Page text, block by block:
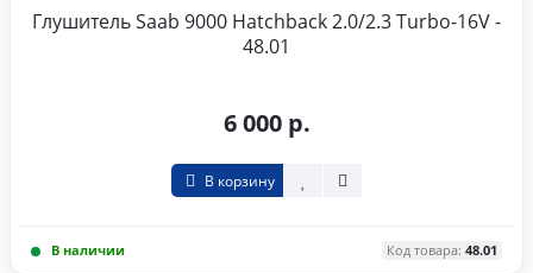
Глушитель Saab 9000 Hatchback 2.0/2.3 Turbo-16V -
48.01
6 000 р.
В корзину
В наличии Код товара: 48.01